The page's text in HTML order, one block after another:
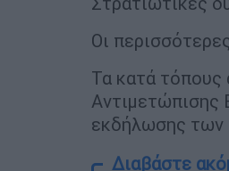
Οι
Τα κατά τόπους
Αντιμετώπισης
εκδήλωσης των
Διαβάστε